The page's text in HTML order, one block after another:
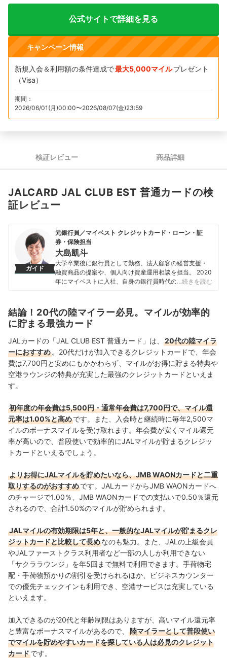
公式サイトで詳細を見る
キャンペーン情報
新規入会＆利用額の条件達成で最大5,000マイルプレゼント
（Visa）
期間：
2026/06/01(月)00:00〜2026/08/07(金)23:59
検証レビュー 商品詳細
JALCARD JAL CLUB EST 普通カードの検
証レビュー
ガイド
元銀行員／マイベスト クレジットカード・ローン・証
券・保険担当
大島凱斗
大学卒業後に銀行員として勤務、法人顧客の経営支援・
融資商品の提案や、個人向け資産運用相談を担当。 2020
年にマイベストに入社、自身の銀行員時代の経験を活か
済を専門に解説コンテンツの制作を統括する。 また、
Yahoo!ファイナンスで借入や投資への疑問や基礎知識に
関する連載も担当している。
大島凱斗のプロフィール
…続きを読む
結論！20代の陸マイラー必見。マイルが効率的
に貯まる最強カード
JALカードの「JAL CLUB EST 普通カード」は、
20代の陸マイラ
ーにおすすめ 。20代だけが加入できるクレジットカードで、年会
費は7,700円と安めにもかかわらず、マイルがお得に貯まる特典や
空港ラウンジの特典が充実した最強のクレジットカードといえま
す。
初年度の年会費は5,500円・通常年会費は7,700円で、マイル還
元率は1.00%と高めです。また、入会時と継続時に毎年2,500マ
イルのボーナスマイルを受け取れます。年会費が安くマイル還元
率が高いので、普段使いで効率的にJALマイルが貯まるクレジッ
トカードといえるでしょう。
よりお得にJALマイルを貯めたいなら、JMB WAONカードと二重
取りするのがおすすめです。JALカードからJMB WAONカードへ
のチャージで1.00％、JMB WAONカードでの支払いで0.50％還元
されるので、合計1.50%のマイルが貯められます。
JALマイルの有効期限は5年と、一般的なJALマイルが貯まるクレ
ジットカードと比較して長めなのも魅力。また、JALの上級会員
やJALファーストクラス利用者など一部の人しか利用できない
「サクララウンジ」を年5回まで無料で利用できます。手荷物宅
配・手荷物預かりの割引を受けられるほか、ビジネスカウンター
での優先チェックインも利用でき、空港サービスは充実している
といえます。
加入できるのが20代と年齢制限はありますが、高いマイル還元率
と豊富なボーナスマイルがあるので、
陸マイラーとして普段使い
でマイルを貯めやすいカードを探している人は必見のクレジット
カードです。